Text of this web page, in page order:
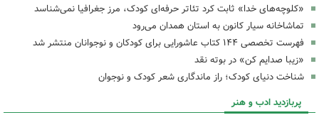
«کلوچه‌های خدا» ثابت کرد تئاتر حرفه‌ای کودک، مرز جغرافیا نمی‌شناسد
تماشاخانه سیار کانون به استان همدان می‌رود
فهرست تخصصی ۱۴۴ کتاب عاشورایی برای کودکان و نوجوانان منتشر شد
«زیبا صدایم کن» در بوته نقد
شناخت دنیای کودک؛ راز ماندگاری شعر کودک و نوجوان
پربازدید ادب و هنر